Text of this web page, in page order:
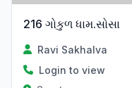
216 ગોકુળ ધામ.સોસા
Ravi Sakhalva
Login to view